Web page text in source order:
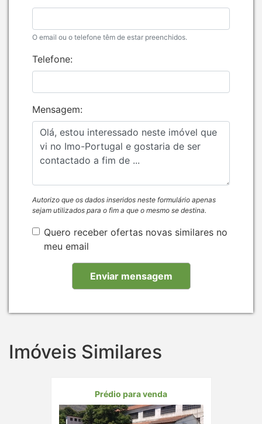
O email ou o telefone têm de estar preenchidos.
Telefone:
Mensagem:
Autorizo que os dados inseridos neste formulário apenas
sejam utilizados para o fim a que o mesmo se destina.
Quero receber ofertas novas similares no
meu email
Imóveis Similares
Prédio para venda